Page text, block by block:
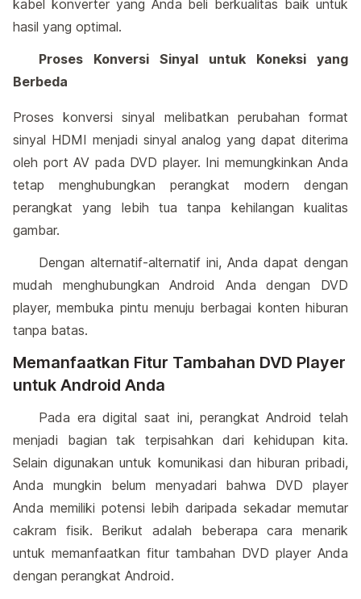
kabel konverter yang Anda beli berkualitas baik untuk
hasil yang optimal.
Proses Konversi Sinyal untuk Koneksi yang
Berbeda
Proses konversi sinyal melibatkan perubahan format
sinyal HDMI menjadi sinyal analog yang dapat diterima
oleh port AV pada DVD player. Ini memungkinkan Anda
tetap menghubungkan perangkat modern dengan
perangkat yang lebih tua tanpa kehilangan kualitas
gambar.
Dengan alternatif-alternatif ini, Anda dapat dengan
mudah menghubungkan Android Anda dengan DVD
player, membuka pintu menuju berbagai konten hiburan
tanpa batas.
Memanfaatkan Fitur Tambahan DVD Player
untuk Android Anda
Pada era digital saat ini, perangkat Android telah
menjadi bagian tak terpisahkan dari kehidupan kita.
Selain digunakan untuk komunikasi dan hiburan pribadi,
Anda mungkin belum menyadari bahwa DVD player
Anda memiliki potensi lebih daripada sekadar memutar
cakram fisik. Berikut adalah beberapa cara menarik
untuk memanfaatkan fitur tambahan DVD player Anda
dengan perangkat Android.